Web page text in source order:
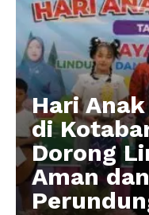
Hari
di
Dorong
Aman